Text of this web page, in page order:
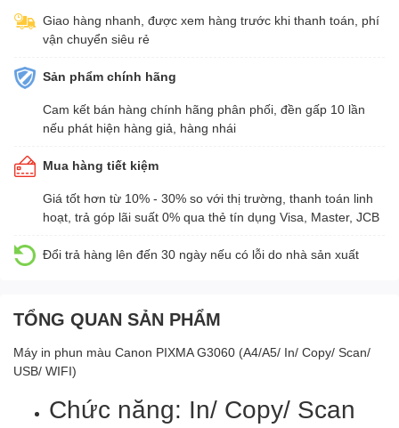
Giao hàng nhanh, được xem hàng trước khi thanh toán, phí
vận chuyển siêu rẻ
Sản phẩm chính hãng
Cam kết bán hàng chính hãng phân phối, đền gấp 10 lần
nếu phát hiện hàng giả, hàng nhái
Mua hàng tiết kiệm
Giá tốt hơn từ 10% - 30% so với thị trường, thanh toán linh
hoạt, trả góp lãi suất 0% qua thẻ tín dụng Visa, Master, JCB
Đổi trả hàng lên đến 30 ngày nếu có lỗi do nhà sản xuất
TỔNG QUAN SẢN PHẨM
Máy in phun màu Canon PIXMA G3060 (A4/A5/ In/ Copy/ Scan/
USB/ WIFI)
Chức năng: In/ Copy/ Scan